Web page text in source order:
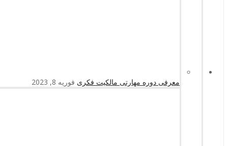
معرفی دوره مهارتی مالکیت فکری فوریه 8, 2023